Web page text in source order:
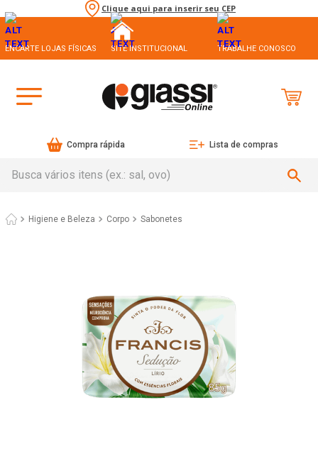
Clique aqui para inserir seu CEP
ENCARTE LOJAS FÍSICAS SITE INSTITUCIONAL TRABALHE CONOSCO
Compra rápida Lista de compras
Higiene e Beleza Corpo Sabonetes